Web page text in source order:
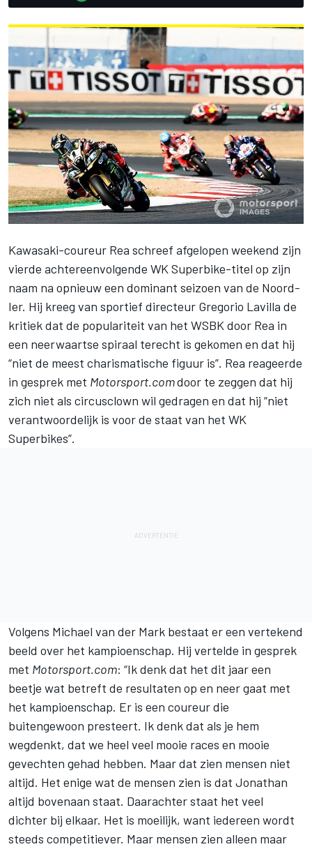
Kawasaki-coureur Rea schreef afgelopen weekend zijn
vierde achtereenvolgende WK Superbike-titel op zijn
naam na opnieuw een dominant seizoen van de Noord-
Ier. Hij kreeg van sportief directeur Gregorio Lavilla de
kritiek dat de populariteit van het WSBK door Rea in
een neerwaartse spiraal terecht is gekomen en dat hij
“niet de meest charismatische figuur is”. Rea reageerde
in gesprek met Motorsport.comdoor te zeggen dat hij
zich niet als circusclown wil gedragen en dat hij “niet
verantwoordelijk is voor de staat van het WK
Superbikes”.
Volgens Michael van der Mark bestaat er een vertekend
beeld over het kampioenschap. Hij vertelde in gesprek
met Motorsport.com: “Ik denk dat het dit jaar een
beetje wat betreft de resultaten op en neer gaat met
het kampioenschap. Er is een coureur die
buitengewoon presteert. Ik denk dat als je hem
wegdenkt, dat we heel veel mooie races en mooie
gevechten gehad hebben. Maar dat zien mensen niet
altijd. Het enige wat de mensen zien is dat Jonathan
altijd bovenaan staat. Daarachter staat het veel
dichter bij elkaar. Het is moeilijk, want iedereen wordt
steeds competitiever. Maar mensen zien alleen maar